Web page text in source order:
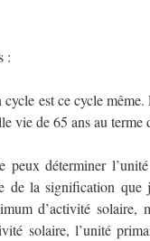
:
est ce cycle
vie de 65 ans au terme
déterminer l’unité
de la signification
d’activité solaire,
solaire, l’unité